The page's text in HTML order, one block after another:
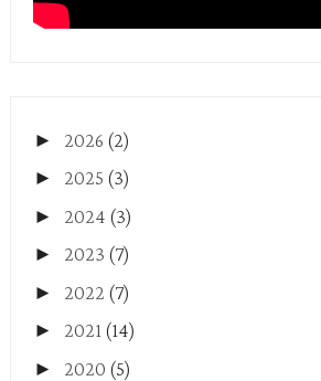
► 2026 (2)
► 2025 (3)
► 2024 (3)
► 2023 (7)
► 2022 (7)
► 2021 (14)
► 2020 (5)